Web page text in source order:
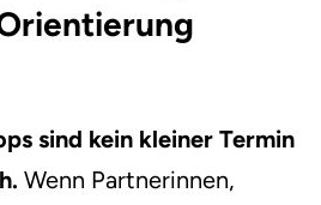
sind kein kleiner Termin
Wenn Partnerinnen,